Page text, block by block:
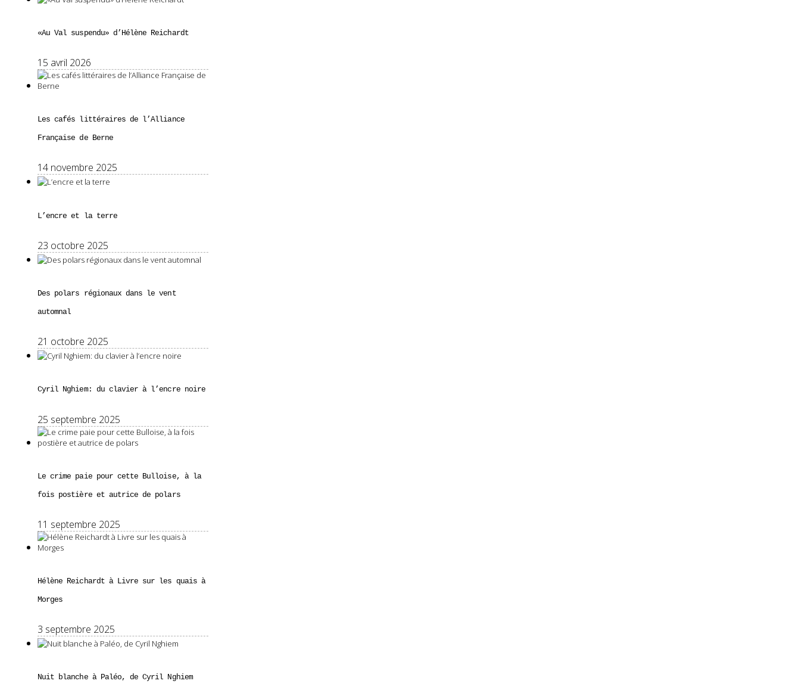
«Au Val suspendu» d’Hélène Reichardt
15 avril 2026
Les cafés littéraires de l’Alliance
Française de Berne
14 novembre 2025
L’encre et la terre
23 octobre 2025
Des polars régionaux dans le vent
automnal
21 octobre 2025
Cyril Nghiem: du clavier à l’encre noire
25 septembre 2025
Le crime paie pour cette Bulloise, à la
fois postière et autrice de polars
11 septembre 2025
Hélène Reichardt à Livre sur les quais à
Morges
3 septembre 2025
Nuit blanche à Paléo, de Cyril Nghiem